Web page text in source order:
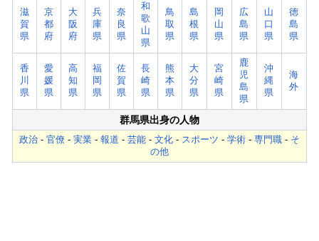
滋
賀
県
京
都
府
大
阪
府
兵
庫
県
奈
良
県
和
歌
山
県
鳥
取
県
島
根
県
岡
山
県
広
島
県
山
口
県
徳
島
県
香
川
県
愛
媛
県
高
知
県
福
岡
県
佐
賀
県
長
崎
県
熊
本
県
大
分
県
宮
崎
県
鹿
児
島
県
沖
縄
県
海
外
群馬県出身の人物
政治- 官僚 - 実業- 報道 - 芸能- 文化- スポーツ - 学術- 専門職- そ
の他